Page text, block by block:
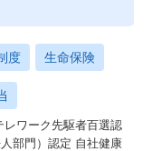
度 生命保険
レワーク先駆者百選認
部門）認定 自社健康